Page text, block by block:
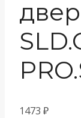
1473 ₽